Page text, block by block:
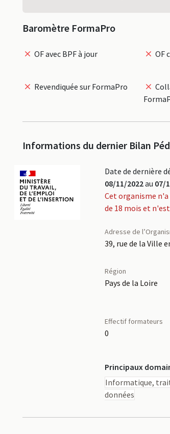
Baromètre FormaPro
OF avec BPF à jour OF
Revendiquée sur FormaPro
Informations du dernier Bilan
Date de dernière
08/11/2022au 07/
Cet organisme n'a
de 18 mois et
Adresse de
39, rue de la Ville
Région
Pays de la Loire
Effectif formateurs
0
Principaux
Informatique,
données